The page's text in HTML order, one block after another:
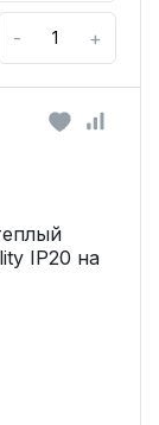
- +
IP20 на